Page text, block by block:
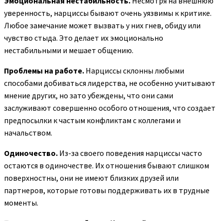
уверенность, нарциссы бывают очень уязвимы к критике.
Любое замечание может вызвать у них гнев, обиду или
чувство стыда. Это делает их эмоционально
нестабильными и мешает общению.
Проблемы на работе. Нарциссы склонны любыми
способами добиваться лидерства, не особенно учитывают
мнение других, но зато убеждены, что они сами
заслуживают совершенно особого отношения, что создает
предпосылки к частым конфликтам с коллегами и
начальством.
Одиночество. Из-за своего поведения нарциссы часто
остаются в одиночестве. Их отношения бывают слишком
поверхностны, они не имеют близких друзей или
партнеров, которые готовы поддерживать их в трудные
моменты.